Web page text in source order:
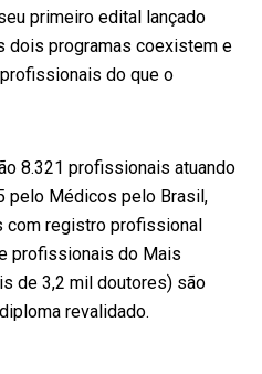
primeiro edital lançado
dois programas coexistem e
do que o
8.321 profissionais atuando
pelo Médicos pelo Brasil,
com registro profissional
profissionais do Mais
de 3,2 mil doutores) são
revalidado.